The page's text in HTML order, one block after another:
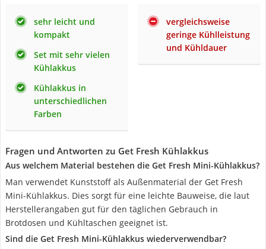
sehr leicht und
kompakt
Set mit sehr vielen
Kühlakkus
Kühlakkus in
unterschiedlichen
Farben
vergleichsweise
geringe Kühlleistung
und Kühldauer
Fragen und Antworten zu Get Fresh Kühlakkus
Aus welchem Material bestehen die Get Fresh Mini-Kühlakkus?
Man verwendet Kunststoff als Außenmaterial der Get Fresh
Mini-Kühlakkus. Dies sorgt für eine leichte Bauweise, die laut
Herstellerangaben gut für den täglichen Gebrauch in
Brotdosen und Kühltaschen geeignet ist.
Sind die Get Fresh Mini-Kühlakkus wiederverwendbar?